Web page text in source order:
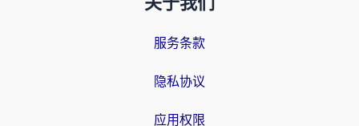
服务条款
隐私协议
应用权限